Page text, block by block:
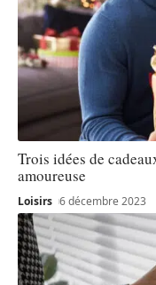
Trois idées de
amoureuse
Loisirs 6 décembre 2023